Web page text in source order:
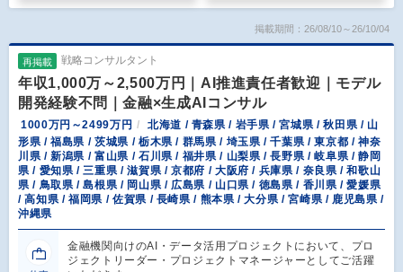
掲載期間：26/08/10～26/10/04
再掲載 戦略コンサルタント
年収1,000万～2,500万円｜AI推進責任者歓迎｜モデル
開発経験不問｜金融×生成AIコンサル
1000万円～2499万円
北海道 / 青森県 / 岩手県 / 宮城県 / 秋田県 / 山
形県 / 福島県 / 茨城県 / 栃木県 / 群馬県 / 埼玉県 / 千葉県 / 東京都 / 神奈
川県 / 新潟県 / 富山県 / 石川県 / 福井県 / 山梨県 / 長野県 / 岐阜県 / 静岡
県 / 愛知県 / 三重県 / 滋賀県 / 京都府 / 大阪府 / 兵庫県 / 奈良県 / 和歌山
県 / 鳥取県 / 島根県 / 岡山県 / 広島県 / 山口県 / 徳島県 / 香川県 / 愛媛県
/ 高知県 / 福岡県 / 佐賀県 / 長崎県 / 熊本県 / 大分県 / 宮崎県 / 鹿児島県 /
沖縄県
金融機関向けのAI・データ活用プロジェクトにおいて、プロ
ジェクトリーダー・プロジェクトマネージャーとしてご活躍